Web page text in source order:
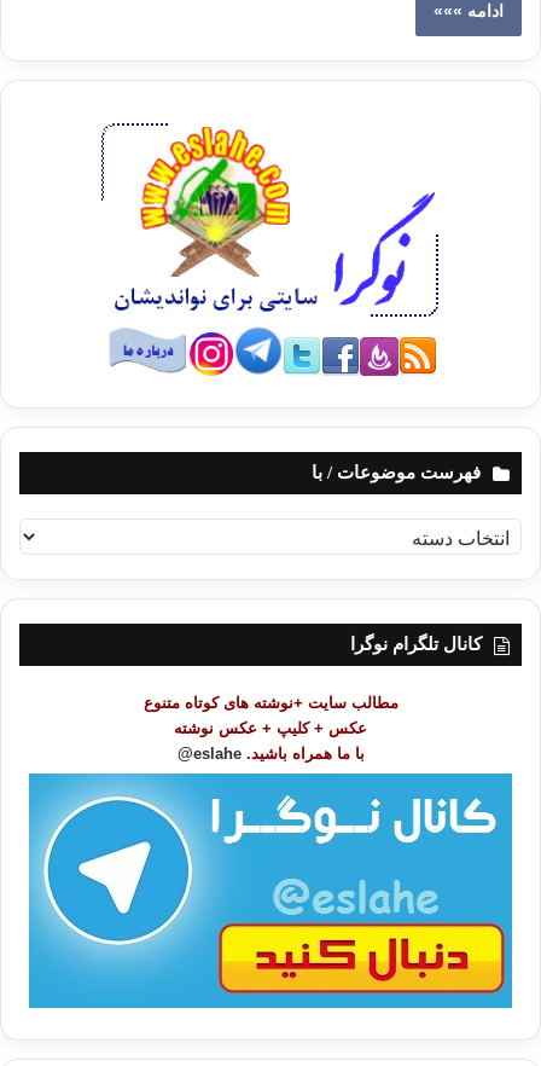
ادامه »»»
فهرست موضوعات / با
ه
ر
کانال تلگرام نوگرا
مطالب سایت +نوشته های کوتاه متنوع
عکس + کلیپ + عکس نوشته
با ما همراه باشید. eslahe@